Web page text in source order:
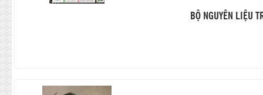
BỘ NGUYÊN LIỆU